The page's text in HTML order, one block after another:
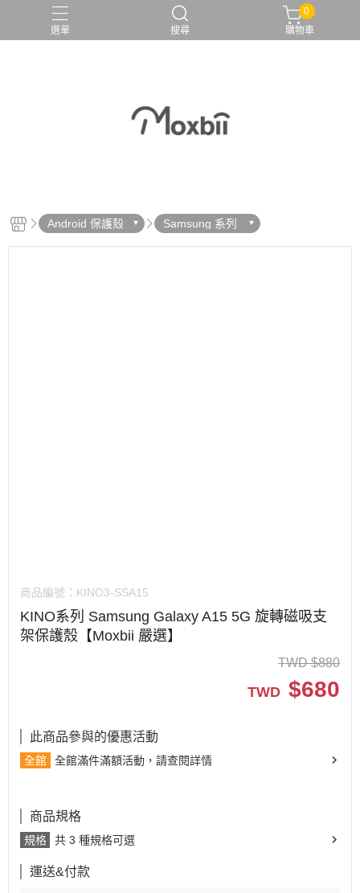
選單 搜尋
0
購物車
Android 保護殼 Samsung 系列
商品編號： KINO3-SSA15
KINO系列 Samsung Galaxy A15 5G 旋轉磁吸支
架保護殼【Moxbii 嚴選】
TWD $880
TWD $680
此商品參與的優惠活動
全館 全館滿件滿額活動，請查閱詳情
商品規格
規格 共 3 種規格可選
運送&付款